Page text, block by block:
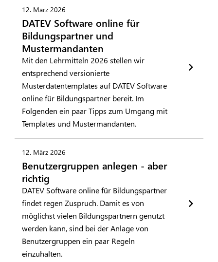
12. März 2026
DATEV Software online für
Bildungspartner und
Mustermandanten
Mit den Lehrmitteln 2026 stellen wir
entsprechend versionierte
Musterdatentemplates auf DATEV Software
online für Bildungspartner bereit. Im
Folgenden ein paar Tipps zum Umgang mit
Templates und Mustermandanten.
12. März 2026
Benutzergruppen anlegen - aber
richtig
DATEV Software online für Bildungspartner
findet regen Zuspruch. Damit es von
möglichst vielen Bildungspartnern genutzt
werden kann, sind bei der Anlage von
Benutzergruppen ein paar Regeln
einzuhalten.